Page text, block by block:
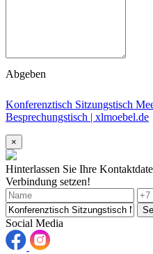
Abgeben
Konferenztisch Sitzungstisch
Besprechungstisch | xlmoebel.de
×
Hinterlassen Sie Ihre
Verbindung setzen!
Social Media